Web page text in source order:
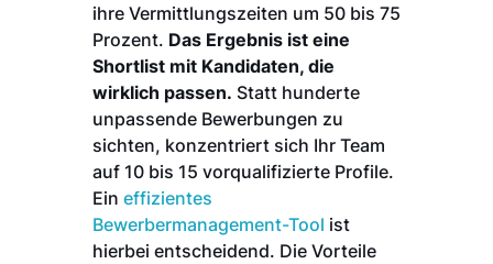
ihre Vermittlungszeiten um 50 bis 75
Prozent. Das Ergebnis ist eine
Shortlist mit Kandidaten, die
wirklich passen. Statt hunderte
unpassende Bewerbungen zu
sichten, konzentriert sich Ihr Team
auf 10 bis 15 vorqualifizierte Profile.
Ein effizientes
Bewerbermanagement-Tool ist
hierbei entscheidend. Die Vorteile